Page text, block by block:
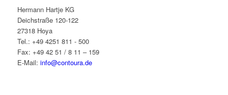
Hermann Hartje KG
Deichstraße 120-122
27318 Hoya
Tel.: +49 4251 811 - 500
Fax: +49 42 51 / 8 11 – 159
E-Mail: info@contoura.de